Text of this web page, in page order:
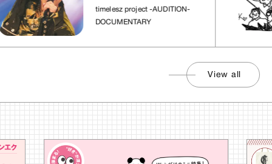
れた場所」
timelesz project -AUDITION-
DOCUMENTARY
View all